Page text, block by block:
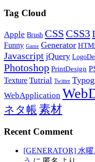
Tag Cloud
Apple Brush CSS CSS3
Funny Game Generator
Javascript jQuery
Photoshop PrintDesign
Texture Tutrial Twitter
WebApplication
ネタ帳 素材
Recent Comment
[GENERATOR] 水